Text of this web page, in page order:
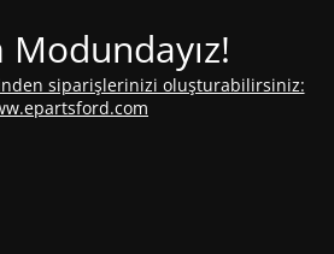
Modundayız!
siparişlerinizi oluşturabilirsiniz: